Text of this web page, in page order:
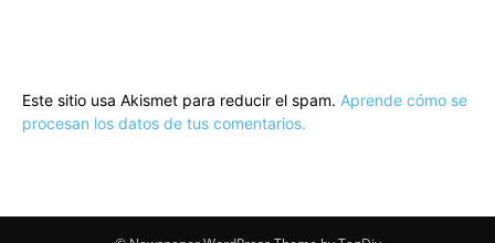
Este sitio usa Akismet para reducir el spam. Aprende cómo se
procesan los datos de tus comentarios.